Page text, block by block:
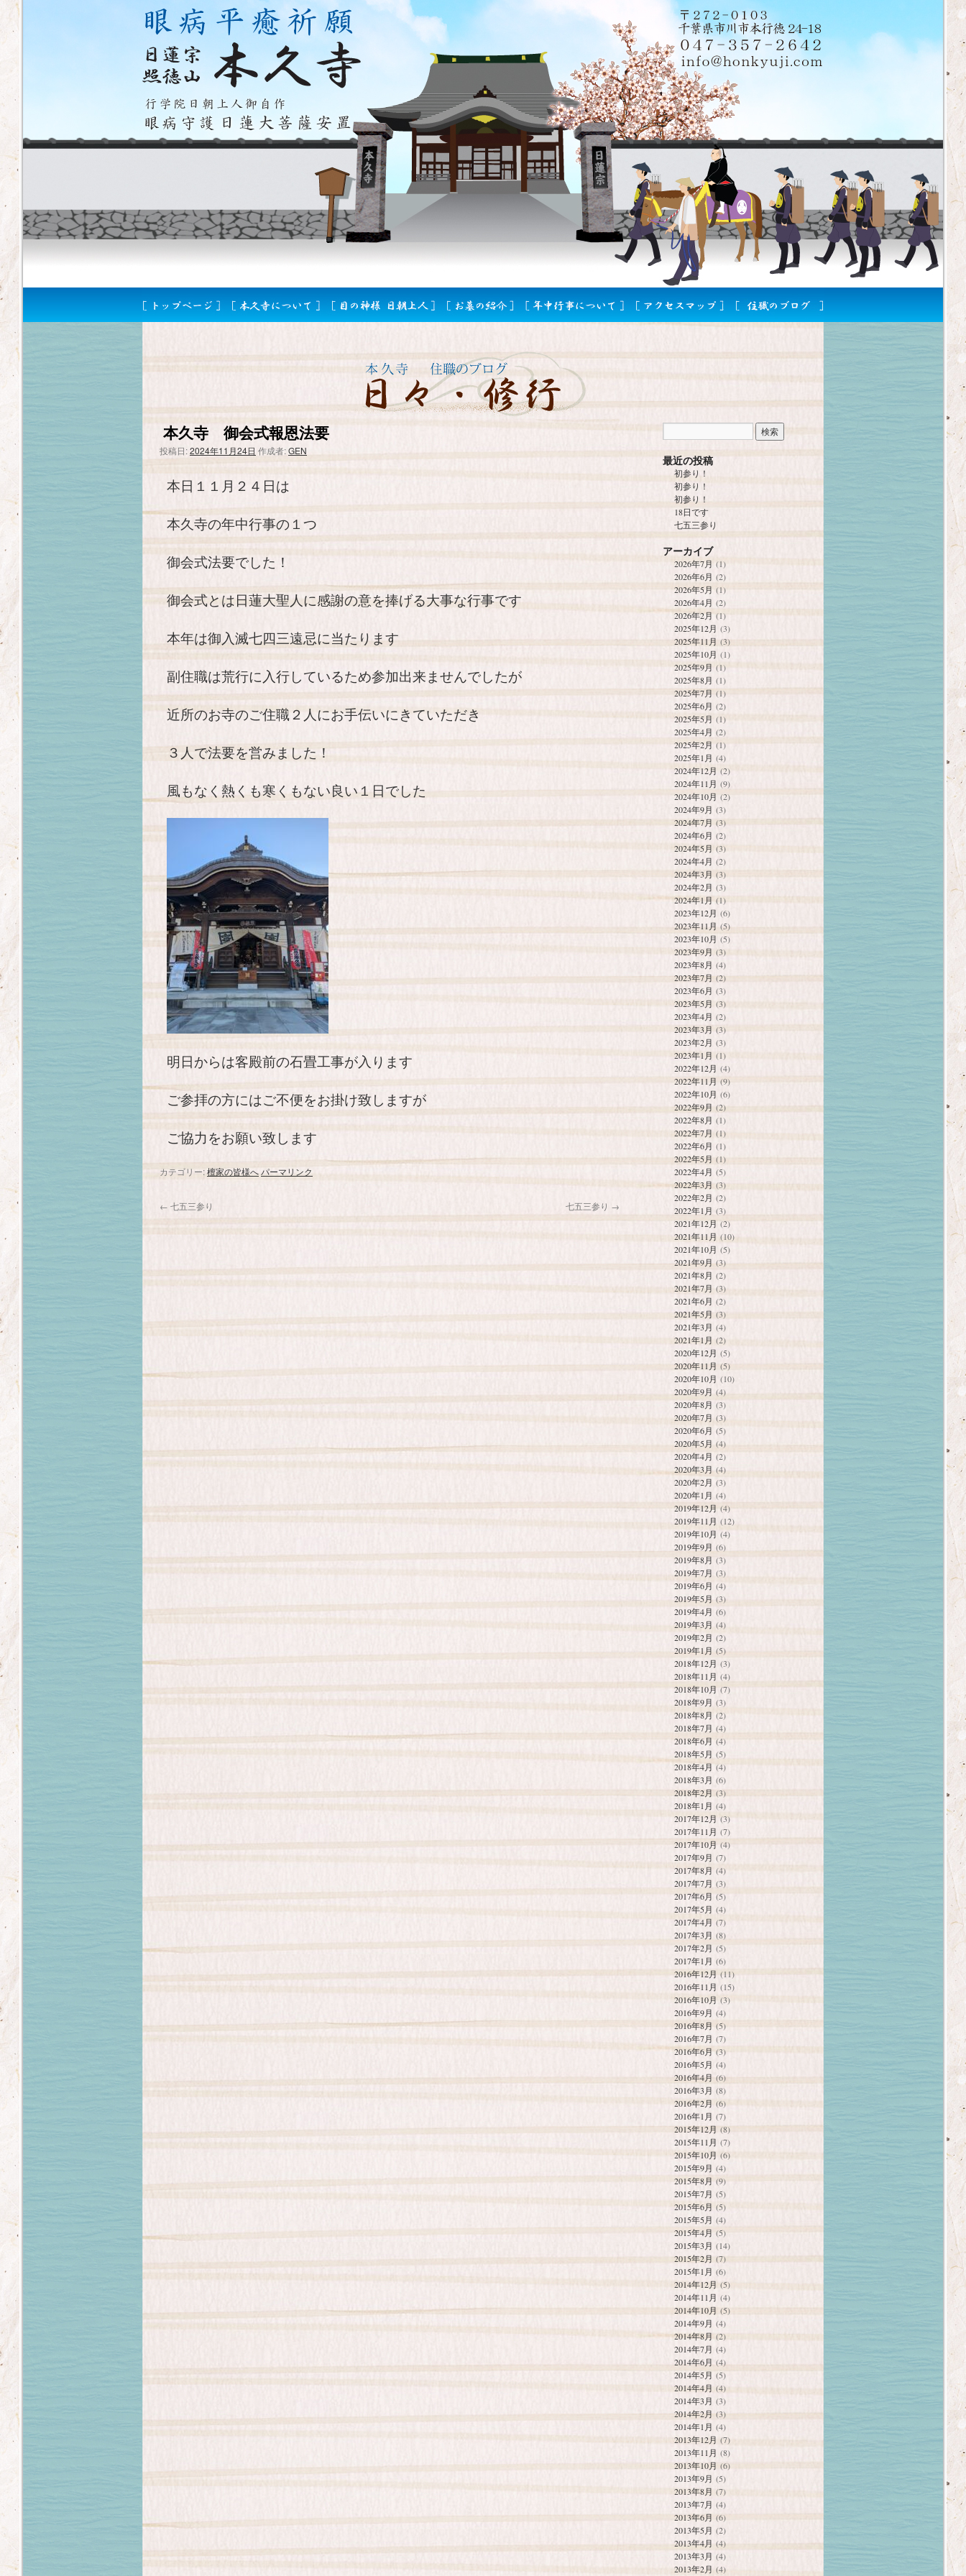
本久寺 御会式報恩法要
投稿日:2024年11月24日 作成者:GEN
本日１１月２４日は
本久寺の年中行事の１つ
御会式法要でした！
御会式とは日蓮大聖人に感謝の意を捧げる大事な行事です
本年は御入滅七四三遠忌に当たります
副住職は荒行に入行しているため参加出来ませんでしたが
近所のお寺のご住職２人にお手伝いにきていただき
３人で法要を営みました！
風もなく熱くも寒くもない良い１日でした
明日からは客殿前の石畳工事が入ります
ご参拝の方にはご不便をお掛け致しますが
ご協力をお願い致します
カテゴリー:檀家の皆様へパーマリンク
← 七五三参り 七五三参り →
最近の投稿
初参り！
初参り！
初参り！
18日です
七五三参り
アーカイブ
2026年7月 (1)
2026年6月 (2)
2026年5月 (1)
2026年4月 (2)
2026年2月(1)
2025年12月 (3)
2025年11月 (3)
2025年10月 (1)
2025年9月 (1)
2025年8月 (1)
2025年7月 (1)
2025年6月 (2)
2025年5月 (1)
2025年4月 (2)
2025年2月 (1)
2025年1月 (4)
2024年12月 (2)
2024年11月 (9)
2024年10月 (2)
2024年9月 (3)
2024年7月 (3)
2024年6月 (2)
2024年5月 (3)
2024年4月 (2)
2024年3月 (3)
2024年2月 (3)
2024年1月(1)
2023年12月 (6)
2023年11月 (5)
2023年10月 (5)
2023年9月 (3)
2023年8月 (4)
2023年7月(2)
2023年6月 (3)
2023年5月 (3)
2023年4月 (2)
2023年3月 (3)
2023年2月 (3)
2023年1月 (1)
2022年12月 (4)
2022年11月 (9)
2022年10月 (6)
2022年9月 (2)
2022年8月 (1)
2022年7月(1)
2022年6月 (1)
2022年5月 (1)
2022年4月 (5)
2022年3月 (3)
2022年2月 (2)
2022年1月 (3)
2021年12月 (2)
2021年11月 (10)
2021年10月 (5)
2021年9月(3)
2021年8月 (2)
2021年7月 (3)
2021年6月 (2)
2021年5月(3)
2021年3月 (4)
2021年1月 (2)
2020年12月 (5)
2020年11月 (5)
2020年10月 (10)
2020年9月 (4)
2020年8月 (3)
2020年7月 (3)
2020年6月 (5)
2020年5月 (4)
2020年4月 (2)
2020年3月 (4)
2020年2月 (3)
2020年1月 (4)
2019年12月 (4)
2019年11月 (12)
2019年10月 (4)
2019年9月 (6)
2019年8月 (3)
2019年7月 (3)
2019年6月 (4)
2019年5月(3)
2019年4月 (6)
2019年3月 (4)
2019年2月 (2)
2019年1月 (5)
2018年12月 (3)
2018年11月 (4)
2018年10月(7)
2018年9月 (3)
2018年8月 (2)
2018年7月 (4)
2018年6月 (4)
2018年5月 (5)
2018年4月(4)
2018年3月 (6)
2018年2月 (3)
2018年1月 (4)
2017年12月 (3)
2017年11月 (7)
2017年10月 (4)
2017年9月 (7)
2017年8月 (4)
2017年7月 (3)
2017年6月 (5)
2017年5月 (4)
2017年4月 (7)
2017年3月 (8)
2017年2月 (5)
2017年1月 (6)
2016年12月 (11)
2016年11月 (15)
2016年10月 (3)
2016年9月 (4)
2016年8月 (5)
2016年7月 (7)
2016年6月(3)
2016年5月 (4)
2016年4月 (6)
2016年3月 (8)
2016年2月 (6)
2016年1月 (7)
2015年12月 (8)
2015年11月 (7)
2015年10月 (6)
2015年9月 (4)
2015年8月 (9)
2015年7月 (5)
2015年6月 (5)
2015年5月 (4)
2015年4月 (5)
2015年3月 (14)
2015年2月 (7)
2015年1月 (6)
2014年12月 (5)
2014年11月 (4)
2014年10月 (5)
2014年9月 (4)
2014年8月 (2)
2014年7月 (4)
2014年6月 (4)
2014年5月 (5)
2014年4月 (4)
2014年3月 (3)
2014年2月(3)
2014年1月 (4)
2013年12月 (7)
2013年11月 (8)
2013年10月 (6)
2013年9月 (5)
2013年8月 (7)
2013年7月 (4)
2013年6月 (6)
2013年5月 (2)
2013年4月 (4)
2013年3月 (4)
2013年2月(4)